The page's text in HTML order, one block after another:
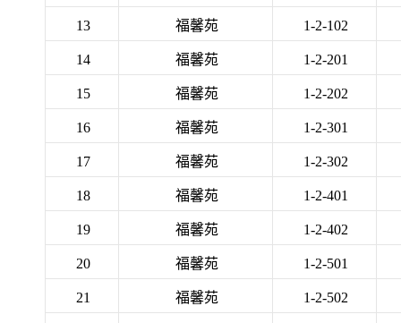
13 福馨苑 1-2-102
14 福馨苑 1-2-201
15 福馨苑 1-2-202
16 福馨苑 1-2-301
17 福馨苑 1-2-302
18 福馨苑 1-2-401
19 福馨苑 1-2-402
20 福馨苑 1-2-501
21 福馨苑 1-2-502